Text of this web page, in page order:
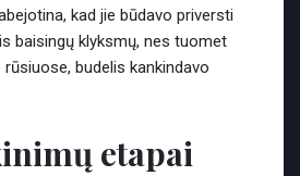
kad jie būdavo priversti
baisingų klyksmų, nes tuomet
budelis kankindavo
etapai